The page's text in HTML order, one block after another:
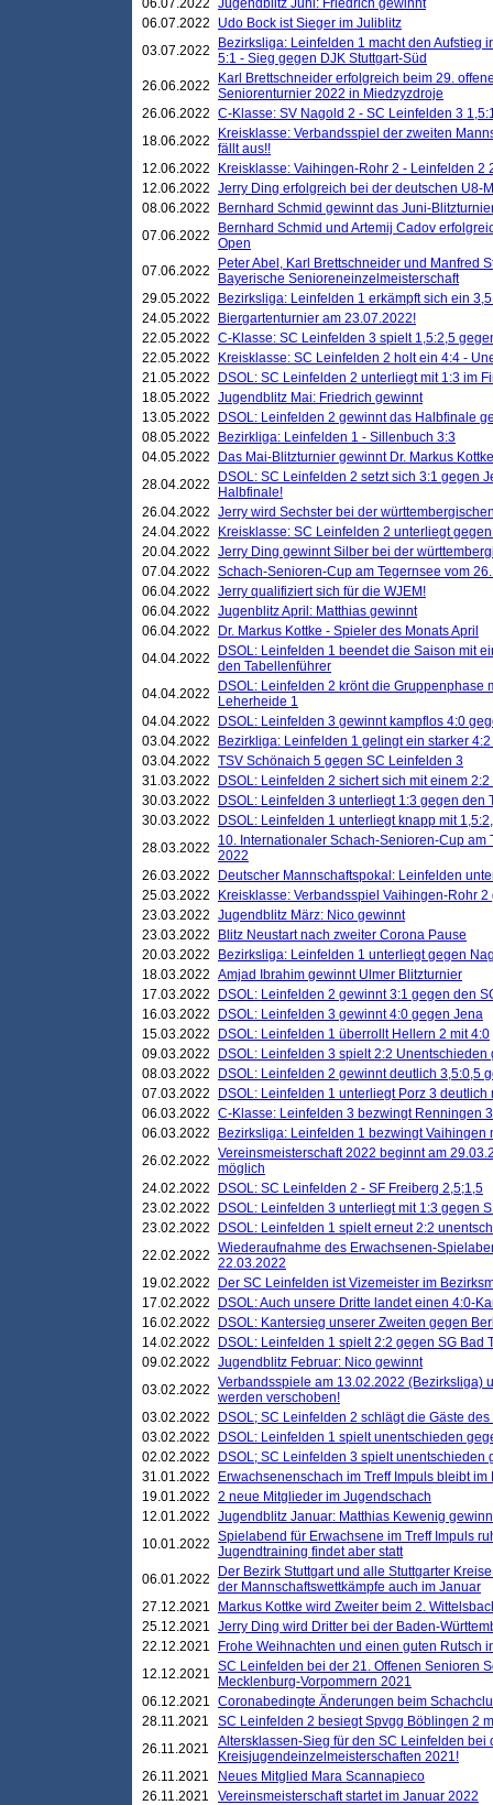
06.07.2022 Jugendblitz Juni: Friedrich gewinnt
06.07.2022
Udo Bock ist Sieger im Juliblitz
03.07.2022
Bezirksliga: Leinfelden 1 macht den Aufstieg
5:1 - Sieg gegen DJK Stuttgart-Süd
26.06.2022
Karl Brettschneider erfolgreich beim 29.
Seniorenturnier 2022 in Miedzyzdroje
26.06.2022 C-Klasse: SV Nagold 2 - SC Leinfelden 3
18.06.2022
Kreisklasse: Verbandsspiel der zweiten
fällt aus!!
12.06.2022
Kreisklasse: Vaihingen-Rohr 2 - Leinfelden 2
12.06.2022 Jerry Ding erfolgreich bei der deutschen U8-
08.06.2022
Bernhard Schmid gewinnt das Juni-
07.06.2022
Bernhard Schmid und Artemij Cadov
Open
07.06.2022
Peter Abel, Karl Brettschneider und Manfred
Bayerische Senioreneinzelmeisterschaft
29.05.2022
Bezirksliga: Leinfelden 1 erkämpft sich ein
24.05.2022
Biergartenturnier am 23.07.2022!
22.05.2022 C-Klasse: SC Leinfelden 3 spielt 1,5:2,5
22.05.2022
Kreisklasse: SC Leinfelden 2 holt ein 4:4 -
21.05.2022
DSOL: SC Leinfelden 2 unterliegt mit 1:3 im
18.05.2022 Jugendblitz Mai: Friedrich gewinnt
13.05.2022
DSOL: Leinfelden 2 gewinnt das Halbfinale
08.05.2022
Bezirkliga: Leinfelden 1 - Sillenbuch 3:3
04.05.2022
Das Mai-Blitzturnier gewinnt Dr. Markus
28.04.2022
DSOL: SC Leinfelden 2 setzt sich 3:1 gegen
Halbfinale!
26.04.2022 Jerry wird Sechster bei der
24.04.2022
Kreisklasse: SC Leinfelden 2 unterliegt
20.04.2022 Jerry Ding gewinnt Silber bei der
07.04.2022 Schach-Senioren-Cup am Tegernsee vom
06.04.2022 Jerry qualifiziert sich für die WJEM!
06.04.2022 Jugenblitz April: Matthias gewinnt
06.04.2022
Dr. Markus Kottke - Spieler des Monats April
04.04.2022
DSOL: Leinfelden 1 beendet die Saison mit
den Tabellenführer
04.04.2022
DSOL: Leinfelden 2 krönt die Gruppenphase
Leherheide 1
04.04.2022
DSOL: Leinfelden 3 gewinnt kampflos 4:0
03.04.2022
Bezirkliga: Leinfelden 1 gelingt ein starker
03.04.2022 TSV Schönaich 5 gegen SC Leinfelden 3
31.03.2022
DSOL: Leinfelden 2 sichert sich mit einem
30.03.2022
DSOL: Leinfelden 3 unterliegt 1:3 gegen den
30.03.2022
DSOL: Leinfelden 1 unterliegt knapp mit
28.03.2022
10. Internationaler Schach-Senioren-Cup am
2022
26.03.2022
Deutscher Mannschaftspokal: Leinfelden
25.03.2022
Kreisklasse: Verbandsspiel Vaihingen-Rohr
23.03.2022 Jugendblitz März: Nico gewinnt
23.03.2022
Blitz Neustart nach zweiter Corona Pause
20.03.2022
Bezirksliga: Leinfelden 1 unterliegt gegen
18.03.2022 Amjad Ibrahim gewinnt Ulmer Blitzturnier
17.03.2022
DSOL: Leinfelden 2 gewinnt 3:1 gegen den
16.03.2022
DSOL: Leinfelden 3 gewinnt 4:0 gegen Jena
15.03.2022
DSOL: Leinfelden 1 überrollt Hellern 2 mit 4:0
09.03.2022
DSOL: Leinfelden 3 spielt 2:2 Unentschieden
08.03.2022
DSOL: Leinfelden 2 gewinnt deutlich 3,5:0,5
07.03.2022
DSOL: Leinfelden 1 unterliegt Porz 3 deutlich
06.03.2022 C-Klasse: Leinfelden 3 bezwingt Renningen
06.03.2022
Bezirksliga: Leinfelden 1 bezwingt Vaihingen
26.02.2022 Vereinsmeisterschaft 2022 beginnt am
möglich
24.02.2022
DSOL: SC Leinfelden 2 - SF Freiberg 2,5;1,5
23.02.2022
DSOL: Leinfelden 3 unterliegt mit 1:3 gegen
23.02.2022
DSOL: Leinfelden 1 spielt erneut 2:2
22.02.2022 Wiederaufnahme des Erwachsenen-
22.03.2022
19.02.2022
Der SC Leinfelden ist Vizemeister im
17.02.2022
DSOL: Auch unsere Dritte landet einen 4:0-
16.02.2022
DSOL: Kantersieg unserer Zweiten gegen
14.02.2022
DSOL: Leinfelden 1 spielt 2:2 gegen SG Bad
09.02.2022 Jugendblitz Februar: Nico gewinnt
03.02.2022 Verbandsspiele am 13.02.2022 (Bezirksliga)
werden verschoben!
03.02.2022
DSOL; SC Leinfelden 2 schlägt die Gäste
03.02.2022
DSOL: Leinfelden 1 spielt unentschieden
02.02.2022
DSOL; SC Leinfelden 3 spielt unentschieden
31.01.2022
Erwachsenenschach im Treff Impuls bleibt
19.01.2022 2 neue Mitglieder im Jugendschach
12.01.2022 Jugendblitz Januar: Matthias Kewenig
10.01.2022 Spielabend für Erwachsene im Treff Impuls
Jugendtraining findet aber statt
06.01.2022
Der Bezirk Stuttgart und alle Stuttgarter
der Mannschaftswettkämpfe auch im Januar
27.12.2021
Markus Kottke wird Zweiter beim 2.
25.12.2021 Jerry Ding wird Dritter bei der Baden-
22.12.2021
Frohe Weihnachten und einen guten Rutsch
12.12.2021 SC Leinfelden bei der 21. Offenen Senioren
Mecklenburg-Vorpommern 2021
06.12.2021 Coronabedingte Änderungen beim
28.11.2021
SC Leinfelden 2 besiegt Spvgg Böblingen 2
26.11.2021
Altersklassen-Sieg für den SC Leinfelden bei
Kreisjugendeinzelmeisterschaften 2021!
26.11.2021
Neues Mitglied Mara Scannapieco
26.11.2021
Vereinsmeisterschaft startet im Januar 2022